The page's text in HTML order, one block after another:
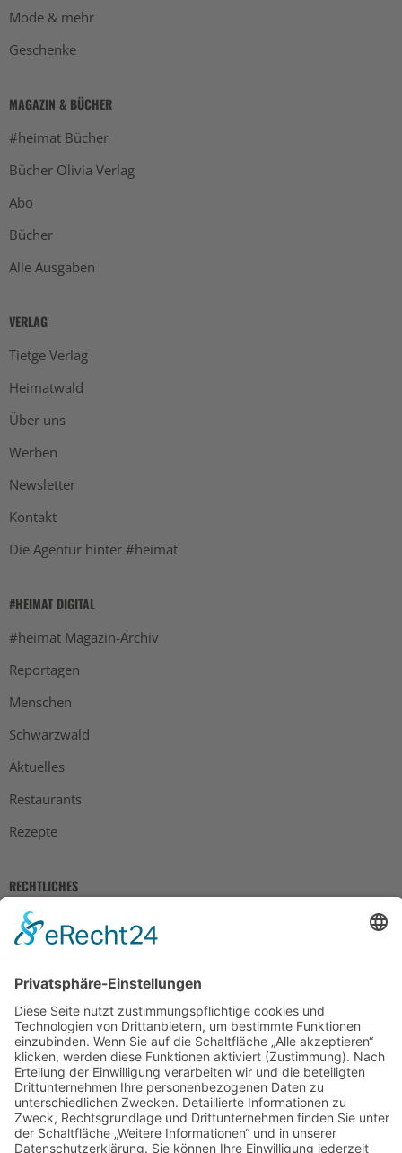
Mode & mehr
Geschenke
MAGAZIN & BÜCHER
#heimat Bücher
Bücher Olivia Verlag
Abo
Bücher
Alle Ausgaben
VERLAG
Tietge Verlag
Heimatwald
Über uns
Werben
Newsletter
Kontakt
Die Agentur hinter #heimat
#HEIMAT DIGITAL
#heimat Magazin-Archiv
Reportagen
Menschen
Schwarzwald
Aktuelles
Restaurants
Rezepte
RECHTLICHES
Impressum
AGB
Widerrufsbelehrung
Bankdaten